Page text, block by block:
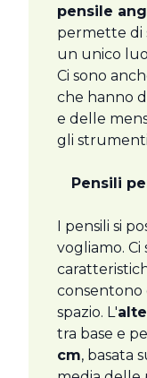
pensile
permette di
un unico
Ci sono
che hanno
e delle
gli strumenti
Pensili
I pensili si
vogliamo.
consentono
spazio. L'
tra base e
cm, basata